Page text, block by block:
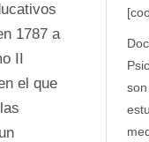
1787 a
II
el que